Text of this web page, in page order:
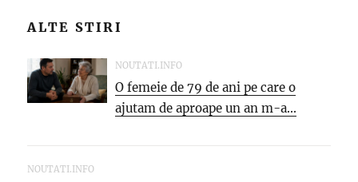
ALTE STIRI
NOUTATI.INFO
O femeie de 79 de ani pe care o
ajutam de aproape un an m-a...
NOUTATI.INFO